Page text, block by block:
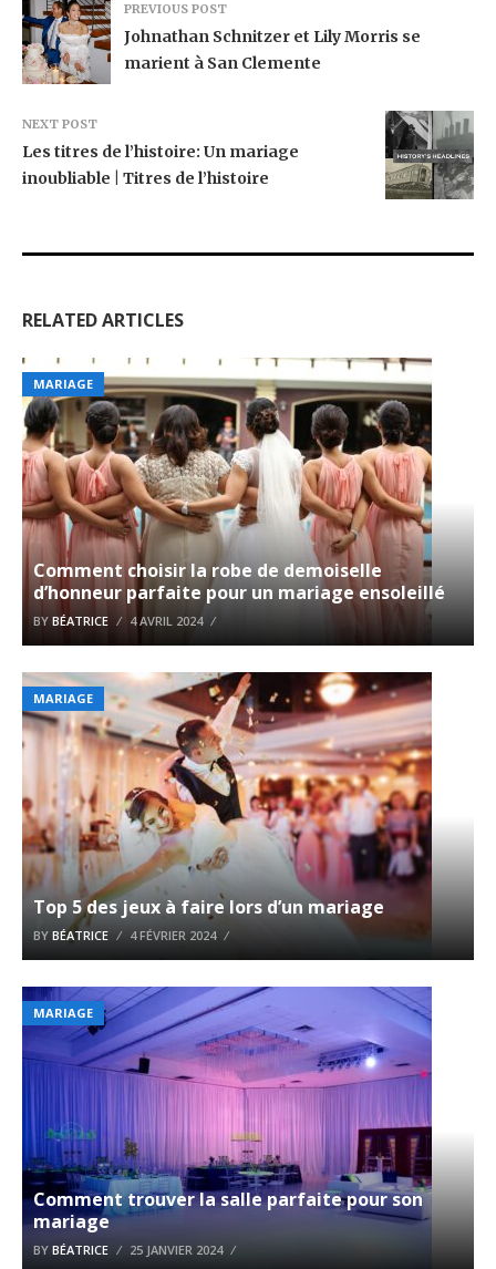
PREVIOUS POST
Johnathan Schnitzer et Lily Morris se
marient à San Clemente
NEXT POST
Les titres de l’histoire: Un mariage
inoubliable | Titres de l’histoire
RELATED ARTICLES
MARIAGE
Comment choisir la robe de demoiselle
d’honneur parfaite pour un mariage ensoleillé
BY BÉATRICE 4 AVRIL 2024
MARIAGE
Top 5 des jeux à faire lors d’un mariage
BY BÉATRICE 4 FÉVRIER 2024
MARIAGE
Comment trouver la salle parfaite pour son
mariage
BY BÉATRICE 25 JANVIER 2024